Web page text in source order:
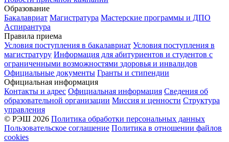
Образование
Бакалавриат Магистратура Мастерские программы и ДПО
Аспирантура
Правила приема
Условия поступления в бакалавриат Условия поступления в
магистратуру Информация для абитуриентов и студентов с
ограниченными возможностями здоровья и инвалидов
Официальные документы Гранты и стипендии
Официальная информация
Контакты и адрес Официальная информация Сведения об
образовательной организации Миссия и ценности Структура
управления
© РЭШ 2026 Политика обработки персональных данных
Пользовательское соглашение Политика в отношении файлов
cookies